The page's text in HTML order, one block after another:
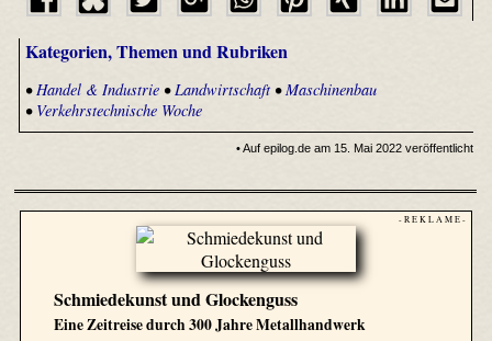
Kategorien, Themen und Rubriken
•Handel & Industrie•Landwirtschaft•Maschinenbau
• Verkehrstechnische Woche
• Auf epilog.de am 15. Mai 2022 veröffentlicht
- R E K L A M E -
Schmiedekunst und Glockenguss
Eine Zeitreise durch 300 Jahre Metallhandwerk